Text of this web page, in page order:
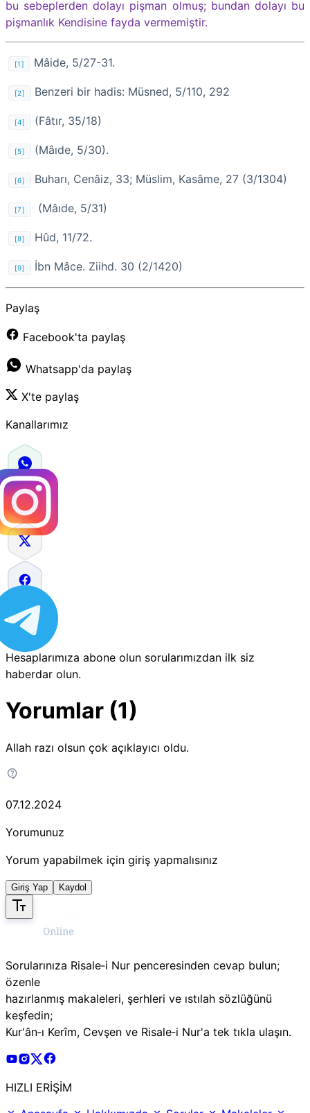
bu sebeplerden dolayı pişman olmuş; bundan dolayı bu
pişmanlık Kendisine fayda vermemiştir.
[1] Mâide, 5/27-31.
[2] Benzeri bir hadis: Müsned, 5/110, 292
[4] (Fâtır, 35/18)
[5] (Mâıde, 5/30).
[6] Buharı, Cenâiz, 33; Müslim, Kasâme, 27 (3/1304)
[7] (Mâıde, 5/31)
[8] Hûd, 11/72.
[9] İbn Mâce. Ziihd. 30 (2/1420)
Paylaş
Facebook'ta paylaş
Whatsapp'da paylaş
X'te paylaş
Kanallarımız
Hesaplarımıza abone olun sorularımızdan ilk siz
haberdar olun.
Yorumlar (1)
Allah razı olsun çok açıklayıcı oldu.
07.12.2024
Yorumunuz
Yorum yapabilmek için giriş yapmalısınız
Giriş Yap Kaydol
Sorularınıza Risale‑i Nur penceresinden cevap bulun;
özenle
hazırlanmış makaleleri, şerhleri ve ıstılah sözlüğünü
keşfedin;
Kur'ân‑ı Kerîm, Cevşen ve Risale‑i Nur'a tek tıkla ulaşın.
Risale Online Youtube Hesabı
Risale Online Instagram Hesabı
Risale Online X Hesabı
HIZLI ERİŞİM